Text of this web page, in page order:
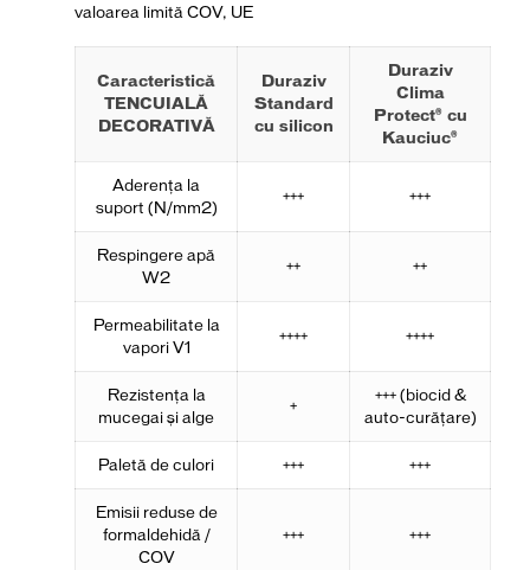
valoarea limită COV, UE
Caracteristică
TENCUIALĂ
DECORATIVĂ
Duraziv
Standard
cu silicon
Duraziv
Clima
Protect® cu
Kauciuc®
Aderenţa la
suport (N/mm2)
+++ +++
Respingere apă
W2
++ ++
Permeabilitate la
vapori V1
++++ ++++
Rezistenţa la
mucegai şi alge
+
+++ (biocid &
auto-curățare)
Paletă de culori +++ +++
Emisii reduse de
formaldehidă /
COV
+++ +++